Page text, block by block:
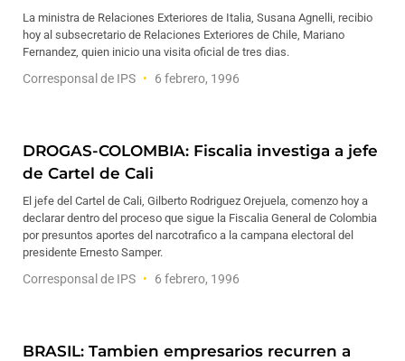
La ministra de Relaciones Exteriores de Italia, Susana Agnelli, recibio
hoy al subsecretario de Relaciones Exteriores de Chile, Mariano
Fernandez, quien inicio una visita oficial de tres dias.
Corresponsal de IPS 6 febrero, 1996
DROGAS-COLOMBIA: Fiscalia investiga a jefe
de Cartel de Cali
El jefe del Cartel de Cali, Gilberto Rodriguez Orejuela, comenzo hoy a
declarar dentro del proceso que sigue la Fiscalia General de Colombia
por presuntos aportes del narcotrafico a la campana electoral del
presidente Ernesto Samper.
Corresponsal de IPS 6 febrero, 1996
BRASIL: Tambien empresarios recurren a